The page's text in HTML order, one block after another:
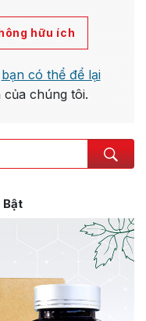
hữu ích
bạn có thể để lại
chúng tôi.
Bật